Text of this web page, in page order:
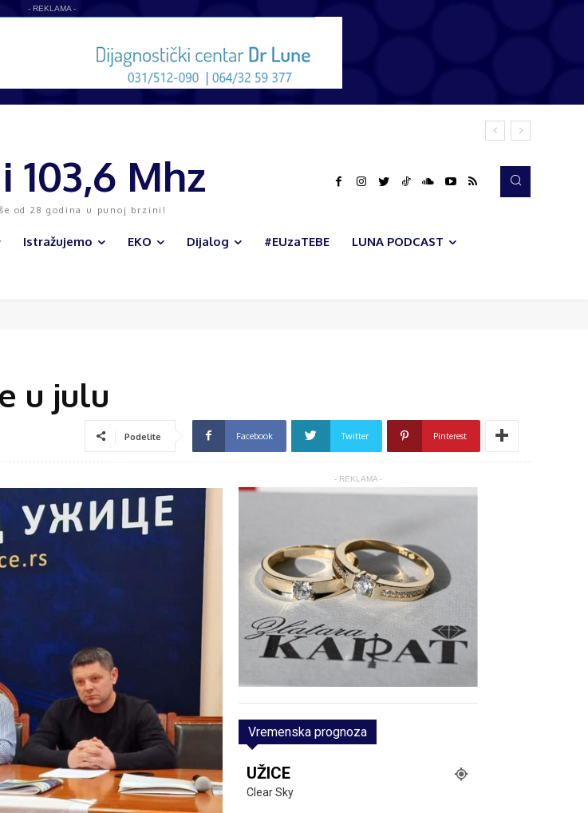
- REKLAMA -
trgu u Užicu
103,6 Mhz
od 28 godina u punoj brzini!
Istražujemo EKO Dijalog #EUzaTEBE LUNA PODCAST
u julu
Podelite Facebook Twitter Pinterest
- REKLAMA -
Vremenska prognoza
UŽICE
Clear Sky